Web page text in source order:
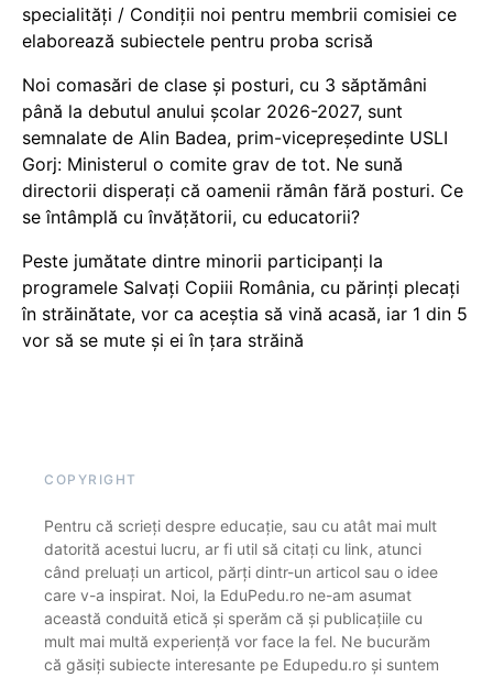
specialități / Condiții noi pentru membrii comisiei ce
elaborează subiectele pentru proba scrisă
Noi comasări de clase și posturi, cu 3 săptămâni
până la debutul anului școlar 2026-2027, sunt
semnalate de Alin Badea, prim-vicepreședinte USLI
Gorj: Ministerul o comite grav de tot. Ne sună
directorii disperați că oamenii rămân fără posturi. Ce
se întâmplă cu învățătorii, cu educatorii?
Peste jumătate dintre minorii participanți la
programele Salvați Copiii România, cu părinți plecați
în străinătate, vor ca aceștia să vină acasă, iar 1 din 5
vor să se mute și ei în țara străină
COPYRIGHT
Pentru că scrieți despre educație, sau cu atât mai mult
datorită acestui lucru, ar fi util să citați cu link, atunci
când preluați un articol, părți dintr-un articol sau o idee
care v-a inspirat. Noi, la EduPedu.ro ne-am asumat
această conduită etică și sperăm că și publicațiile cu
mult mai multă experiență vor face la fel. Ne bucurăm
că găsiți subiecte interesante pe Edupedu.ro și suntem